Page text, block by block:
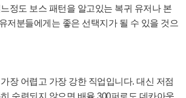
정도 보스 패턴을 알고있는 복귀 유저나 본
저분들에게는 좋은 선택지가 될 수 있을 것으
장 어렵고 가장 강한 직업입니다. 대신 저점
숙련되지 않으면 배율 300퍼로도 데카아웃